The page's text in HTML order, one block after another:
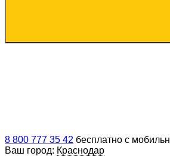
8 800 777 35 42 бесплатно с
Ваш город: Краснодар